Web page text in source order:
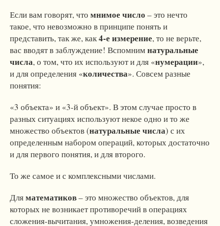
Если вам говорят, что мнимое число – это нечто
такое, что невозможно в принципе понять и
представить, так же, как4-е измерение, то не верьте,
вас вводят в заблуждение! Вспомнимнатуральные
числа, о том, что их используют и для «нумерации»,
и для определения «количества». Совсем разные
понятия:
«3 объекта» и «3-й объект». В этом случае просто в
разных ситуациях используют некое одно и то же
множество объектов (натуральные числа) с их
определенным набором операций, которых достаточно
и для первого понятия, и для второго.
То же самое и с комплексными числами.
Дляматематиков– это множество объектов, для
которых не возникает противоречий в операциях
сложения-вычитания, умножения-деления, возведения